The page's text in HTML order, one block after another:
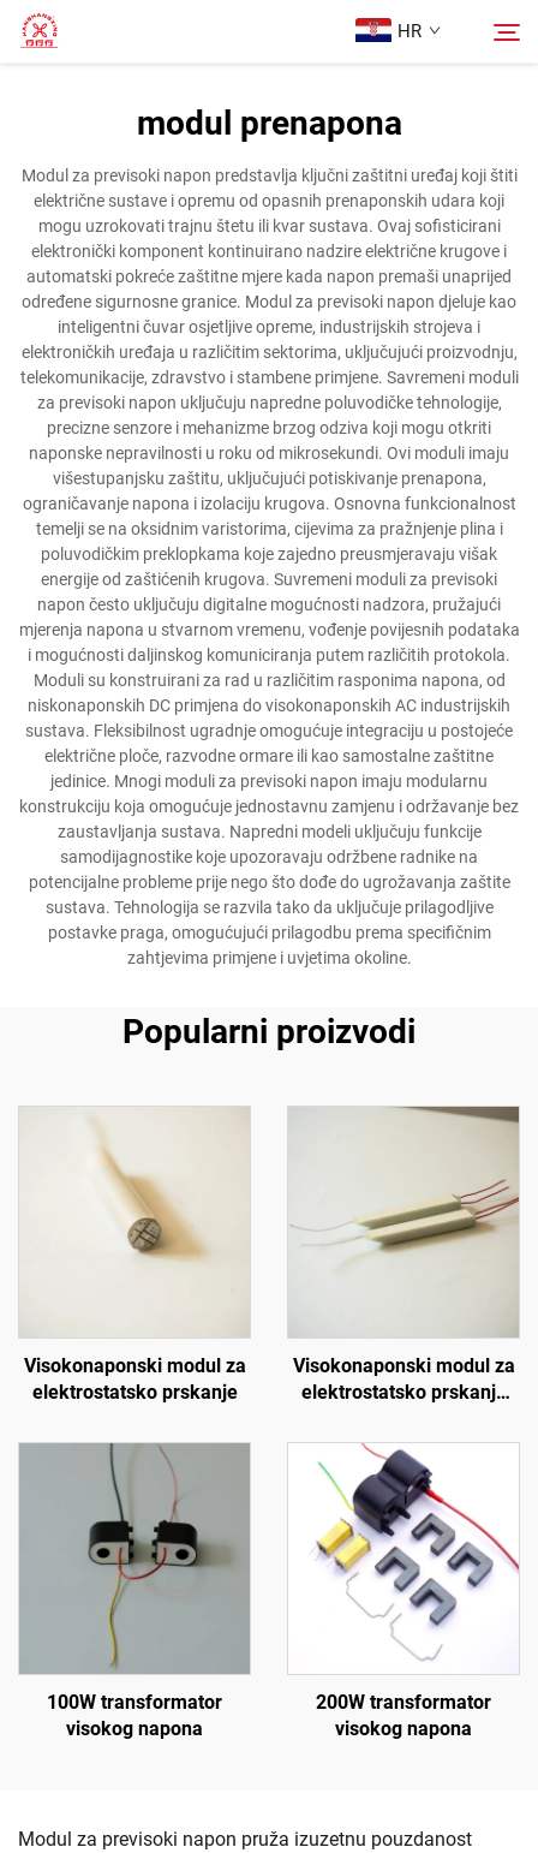
HR
Proizvodi
Više o nama
Slučajevi
Kontaktirajte Nas
Pretraži
modul prenapona
Modul za previsoki napon predstavlja ključni zaštitni uređaj koji štiti
električne sustave i opremu od opasnih prenaponskih udara koji
mogu uzrokovati trajnu štetu ili kvar sustava. Ovaj sofisticirani
elektronički komponent kontinuirano nadzire električne krugove i
automatski pokreće zaštitne mjere kada napon premaši unaprijed
određene sigurnosne granice. Modul za previsoki napon djeluje kao
inteligentni čuvar osjetljive opreme, industrijskih strojeva i
elektroničkih uređaja u različitim sektorima, uključujući proizvodnju,
telekomunikacije, zdravstvo i stambene primjene. Savremeni moduli
za previsoki napon uključuju napredne poluvodičke tehnologije,
precizne senzore i mehanizme brzog odziva koji mogu otkriti
naponske nepravilnosti u roku od mikrosekundi. Ovi moduli imaju
višestupanjsku zaštitu, uključujući potiskivanje prenapona,
ograničavanje napona i izolaciju krugova. Osnovna funkcionalnost
temelji se na oksidnim varistorima, cijevima za pražnjenje plina i
poluvodičkim preklopkama koje zajedno preusmjeravaju višak
energije od zaštićenih krugova. Suvremeni moduli za previsoki
napon često uključuju digitalne mogućnosti nadzora, pružajući
mjerenja napona u stvarnom vremenu, vođenje povijesnih podataka
i mogućnosti daljinskog komuniciranja putem različitih protokola.
Moduli su konstruirani za rad u različitim rasponima napona, od
niskonaponskih DC primjena do visokonaponskih AC industrijskih
sustava. Fleksibilnost ugradnje omogućuje integraciju u postojeće
električne ploče, razvodne ormare ili kao samostalne zaštitne
jedinice. Mnogi moduli za previsoki napon imaju modularnu
konstrukciju koja omogućuje jednostavnu zamjenu i održavanje bez
zaustavljanja sustava. Napredni modeli uključuju funkcije
samodijagnostike koje upozoravaju održbene radnike na
potencijalne probleme prije nego što dođe do ugrožavanja zaštite
sustava. Tehnologija se razvila tako da uključuje prilagodljive
postavke praga, omogućujući prilagodbu prema specifičnim
zahtjevima primjene i uvjetima okoline.
Popularni proizvodi
Visokonaponski modul za
elektrostatsko prskanje
Visokonaponski modul za
elektrostatsko prskanje
100W transformator
visokog napona
200W transformator
visokog napona
Modul za previsoki napon pruža izuzetnu pouzdanost